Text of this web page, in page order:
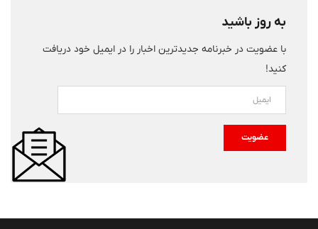
به روز باشید
با عضویت در خبرنامه جدیدترین اخبار را در ایمیل خود دریافت
کنید!
عضویت